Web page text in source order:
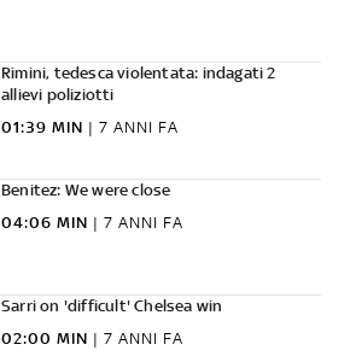
Rimini, tedesca violentata: indagati 2
allievi poliziotti
01:39 MIN | 7 ANNI FA
Benitez: We were close
04:06 MIN | 7 ANNI FA
Sarri on 'difficult' Chelsea win
02:00 MIN | 7 ANNI FA